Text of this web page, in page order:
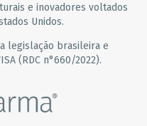
e inovadores voltados
Unidos.
legislação brasileira e
(RDC n°660/2022).